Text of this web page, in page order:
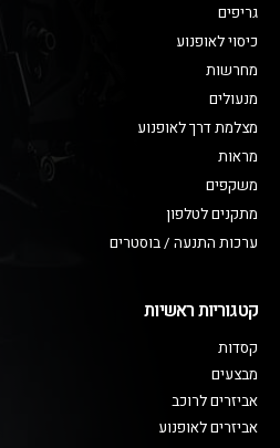
גריפים
כיסוי לאופנוע
מחרשות
מנעולים
מצלמת דרך לאופנוע
מראות
משקפים
מתקנים לטלפון
ערכות התנעה / בוסטרים
קטגוריות ראשיות
קסדות
מבצעים
אביזרים לרוכב
אביזרים לאופנוע